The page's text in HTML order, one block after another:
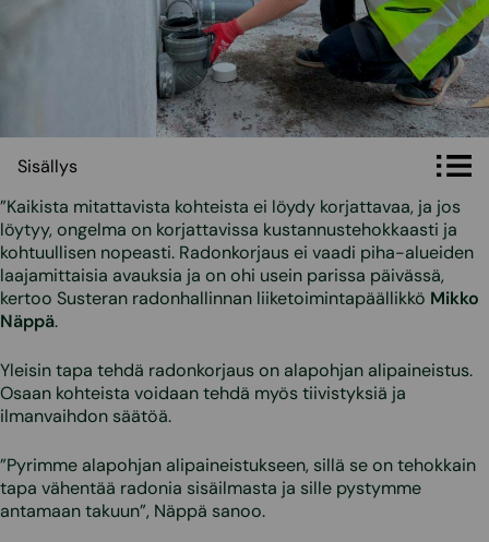
Sisällys
”Kaikista mitattavista kohteista ei löydy korjattavaa, ja jos
löytyy, ongelma on korjattavissa kustannustehokkaasti ja
kohtuullisen nopeasti. Radonkorjaus ei vaadi piha-alueiden
laajamittaisia avauksia ja on ohi usein parissa päivässä,
kertoo Susteran radonhallinnan liiketoimintapäällikkö Mikko
Näppä.
Yleisin tapa tehdä radonkorjaus on alapohjan alipaineistus.
Osaan kohteista voidaan tehdä myös tiivistyksiä ja
ilmanvaihdon säätöä.
”Pyrimme alapohjan alipaineistukseen, sillä se on tehokkain
tapa vähentää radonia sisäilmasta ja sille pystymme
antamaan takuun”, Näppä sanoo.